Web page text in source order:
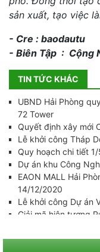
sản xuất, tạo việc
- Cre : baodautu
- Biên Tập : Cộng
TIN TỨC KHÁC
UBND Hải Phòng
72 Tower
Quyết định xây mới
Lễ khởi công Tháp
Quy hoạch chi tiết
Dự án khu Công
EAON MALL Hải
14/12/2020
Lễ khởi công Dự án
Giải mã hiện tượng
???